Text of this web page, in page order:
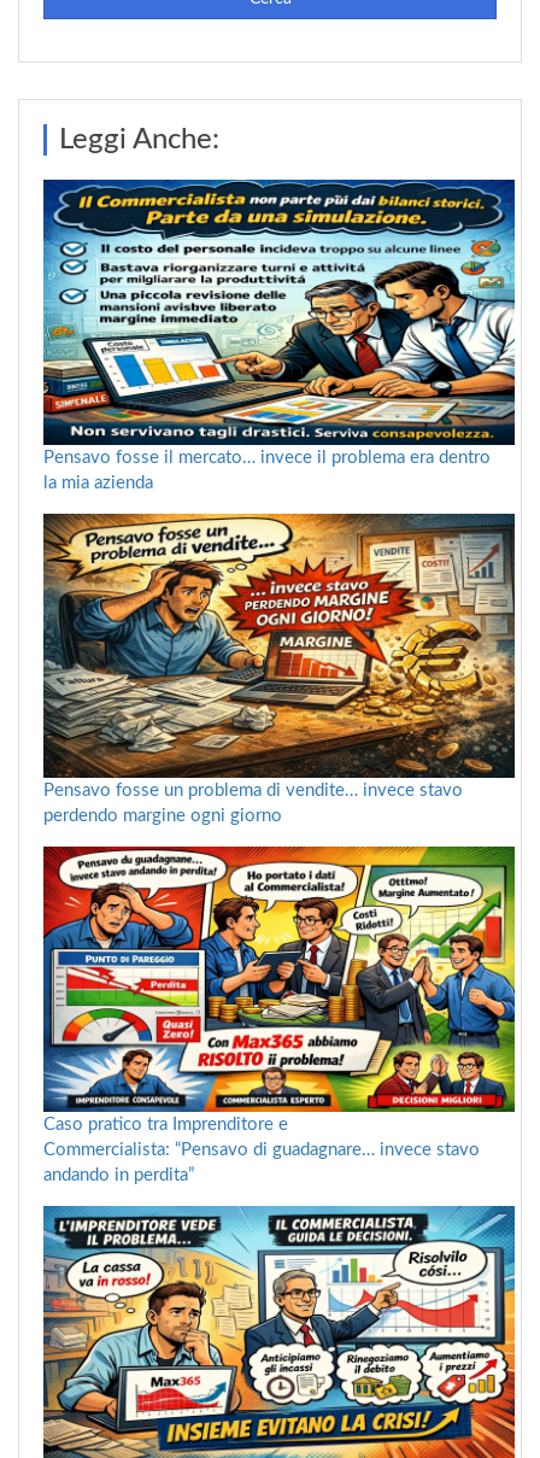
Leggi Anche:
Pensavo fosse il mercato… invece il problema era dentro
la mia azienda
Pensavo fosse un problema di vendite… invece stavo
perdendo margine ogni giorno
Caso pratico tra Imprenditore e
Commercialista: “Pensavo di guadagnare… invece stavo
andando in perdita”